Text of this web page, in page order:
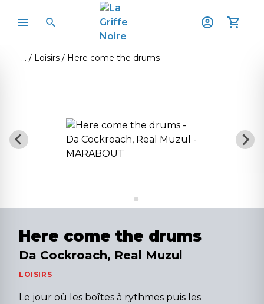
Loisirs Here come the drums
Here come the drums
Da Cockroach, Real Muzul
LOISIRS
Le jour où les boîtes à rythmes puis les